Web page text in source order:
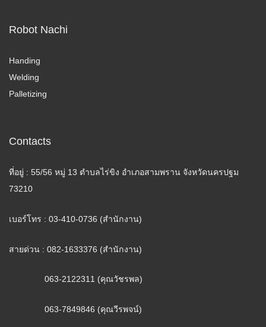
Robot Nachi
Handing
Welding
Palletizing
Contacts
ที่อยู่ : 55/56 หมู่ 13 ตำบลไร่ขิง อำเภอสามพราน จังหวัดนครปฐม
73210
เบอร์โทร : 03-410-0736 (สำนักงาน)
สายด่วน : 082-1633376 (สำนักงาน)
063-2122311 (คุณวัชรพล)
063-7849846 (คุณวีรพจน์)